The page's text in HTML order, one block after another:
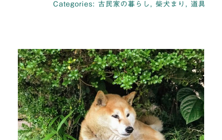
Categories:古民家の暮らし ,柴犬まり ,道具